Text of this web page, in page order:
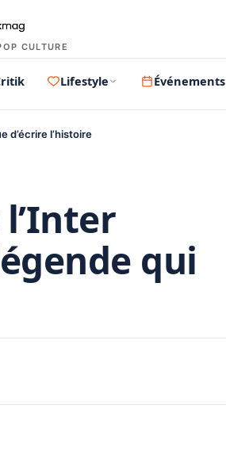
CULTURE
Lifestyle Événements
d’écrire l’histoire
qui